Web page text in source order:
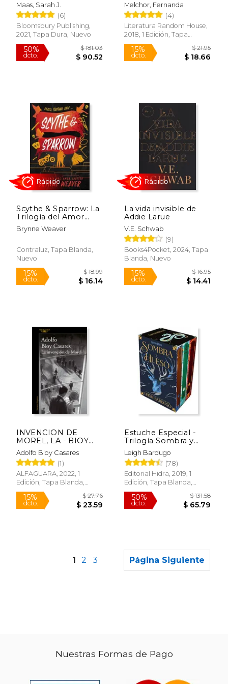
50%
dcto.
$ 44.50
$ 22.25
15%
dcto.
Rápido
15% 15%
Maas, Sarah J.
(6)
Bloomsbury Publishing,
2021, Tapa Dura, Nuevo
Melchor, Fernanda
(4)
Literatura Random House,
2018, 1 Edición, Tapa
Blanda, Nuevo
Rápido
Scythe & Sparrow: La
Trilogía del Amor
Caótico 3
Brynne Weaver
Contraluz, Tapa Blanda,
Nuevo
La vida invisible de
Addie Larue
V.E. Schwab
(9)
Books4Pocket, 2024, Tapa
Blanda, Nuevo
INVENCION DE
MOREL, LA - BIOY
CASARES, ADOLFO -
Libro Físico
Adolfo Bioy Casares
(1)
ALFAGUARA, 2022, 1
Edición, Tapa Blanda,
Nuevo
Estuche Especial -
Trilogía Sombra y
Hueso
Leigh Bardugo
(78)
Editorial Hidra, 2019, 1
Edición, Tapa Blanda,
Nuevo
1 2 3 Página Siguiente
Nuestras Formas de Pago